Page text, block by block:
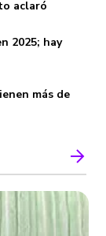
aclaró
2025; hay
más de